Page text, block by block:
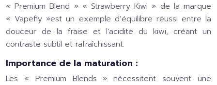
« Premium Blend » « Strawberry Kiwi » de la marque
« Vapefly »est un exemple d’équilibre réussi entre la
douceur de la fraise et l’acidité du kiwi, créant un
contraste subtil et rafraîchissant.
Importance de la maturation :
Les « Premium Blends » nécessitent souvent une